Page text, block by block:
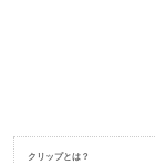
クリップとは？